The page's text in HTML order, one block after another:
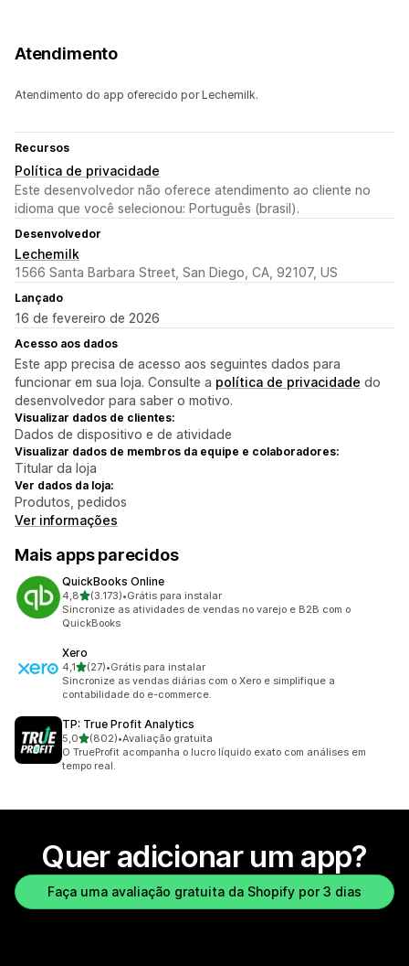
Atendimento
Atendimento do app oferecido por Lechemilk.
Recursos
Política de privacidade
Este desenvolvedor não oferece atendimento ao cliente no
idioma que você selecionou: Português (brasil).
Desenvolvedor
Lechemilk
1566 Santa Barbara Street, San Diego, CA, 92107, US
Lançado
16 de fevereiro de 2026
Acesso aos dados
Este app precisa de acesso aos seguintes dados para
funcionar em sua loja. Consulte a política de privacidade do
desenvolvedor para saber o motivo.
Visualizar dados de clientes:
Dados de dispositivo e de atividade
Visualizar dados de membros da equipe e colaboradores:
Titular da loja
Ver dados da loja:
Produtos, pedidos
Ver informações
Mais apps parecidos
QuickBooks Online
4,8de 5 estrelas
(3.173)
3173 avaliações ao todo
•Grátis para instalar
Sincronize as atividades de vendas no varejo e B2B com o
QuickBooks
Xero
4,1de 5 estrelas
(27)
27 avaliações ao todo
•Grátis para instalar
Sincronize as vendas diárias com o Xero e simplifique a
contabilidade do e-commerce.
TP: True Profit Analytics
5,0de 5 estrelas
(802)
802 avaliações ao todo
•Avaliação gratuita
O TrueProfit acompanha o lucro líquido exato com análises em
tempo real.
Quer adicionar um app?
Faça uma avaliação gratuita da Shopify por 3 dias